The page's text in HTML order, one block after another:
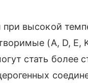
высокой
(A, D,
стать более